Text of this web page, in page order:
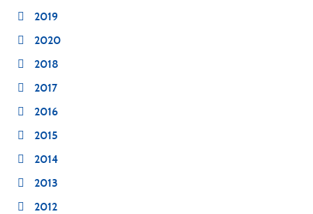
2019
2020
2018
2017
2016
2015
2014
2013
2012